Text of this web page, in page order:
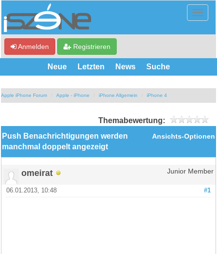
Anmelden Registrieren
Neue Letzten News Suche
Apple iPhone Forum Apple - iPhone iPhone Allgemein iPhone 4
Themabewertung:
Ansichts-Optionen
Push Benachrichtigungen werden
manchmal doppelt angezeigt
omeirat Junior Member
#1
06.01.2013, 10:48